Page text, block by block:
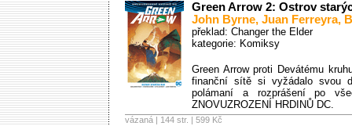
Green Arrow 2: Ostrov
John Byrne, Juan Ferreyra,
překlad: Changer the Elder
kategorie: Komiksy
Green Arrow proti Devátému
finanční sítě si vyžádalo svou
polámaní a rozprášení po
ZNOVUZROZENÍ HRDINŮ DC.
vázaná | 144 str. | 599 Kč